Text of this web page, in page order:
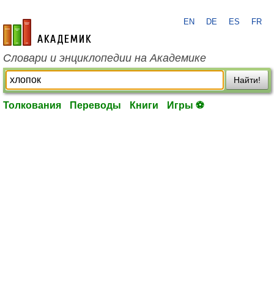
academic.ru
EN DE ES FR
Словари и энциклопедии на Академике
Найти!
Толкования Переводы Книги Игры ⚽